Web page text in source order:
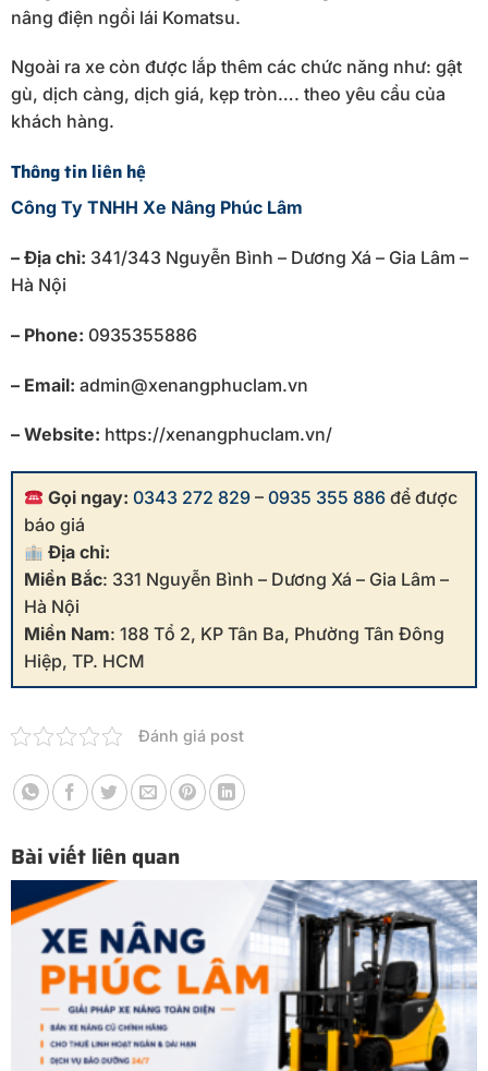
nâng điện ngồi lái Komatsu.
Ngoài ra xe còn được lắp thêm các chức năng như: gật
gù, dịch càng, dịch giá, kẹp tròn…. theo yêu cầu của
khách hàng.
Thông tin liên hệ
Công Ty TNHH Xe Nâng Phúc Lâm
– Địa chỉ: 341/343 Nguyễn Bình – Dương Xá – Gia Lâm –
Hà Nội
– Phone: 0935355886
– Email: admin@xenangphuclam.vn
– Website: https://xenangphuclam.vn/
Gọi ngay: 0343 272 829 –0935 355 886 để được
báo giá
Địa chỉ:
Miền Bắc: 331 Nguyễn Bình – Dương Xá – Gia Lâm –
Hà Nội
Miền Nam: 188 Tổ 2, KP Tân Ba, Phường Tân Đông
Hiệp, TP. HCM
Đánh giá post
Bài viết liên quan